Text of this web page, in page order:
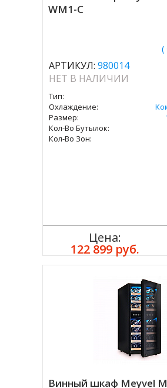
WM1-C
(
АРТИКУЛ: 980014
НЕТ В НАЛИЧИИ
Тип:
Охлаждение:
Размер:
Кол-Во Бутылок:
Кол-Во Зон:
Цена:
122 899 руб.
Винный шкаф Meyvel